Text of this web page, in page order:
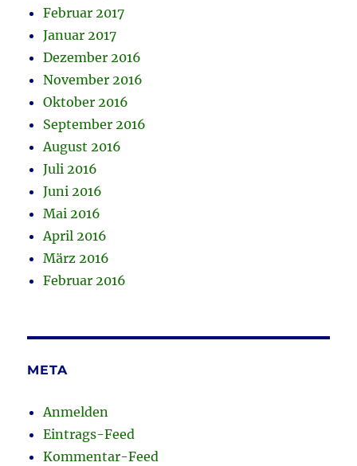
Februar 2017
Januar 2017
Dezember 2016
November 2016
Oktober 2016
September 2016
August 2016
Juli 2016
Juni 2016
Mai 2016
April 2016
März 2016
Februar 2016
META
Anmelden
Eintrags-Feed
Kommentar-Feed